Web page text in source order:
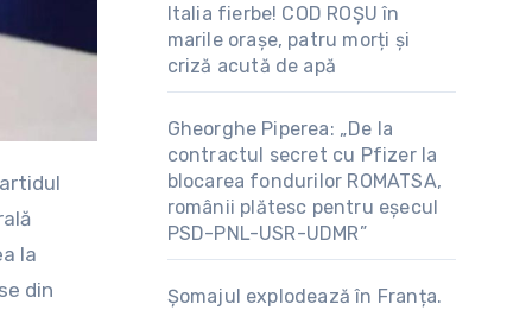
la
din
Italia fierbe! COD ROȘU în
marile orașe, patru morți și
criză acută de apă
Gheorghe Piperea: „De la
contractul secret cu Pfizer la
blocarea fondurilor ROMATSA,
românii plătesc pentru eșecul
PSD-PNL-USR-UDMR”
Șomajul explodează în Franța.